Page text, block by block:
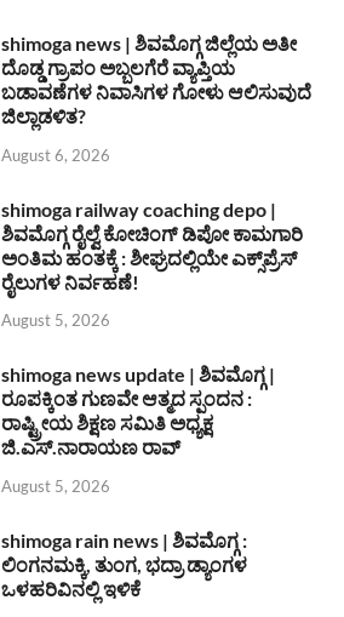
shimoga news | ಶಿವಮೊಗ್ಗ ಜಿಲ್ಲೆಯ ಅತೀ
ದೊಡ್ಡ ಗ್ರಾಪಂ ಅಬ್ಬಲಗೆರೆ ವ್ಯಾಪ್ತಿಯ
ಬಡಾವಣೆಗಳ ನಿವಾಸಿಗಳ ಗೋಳು ಆಲಿಸುವುದೆ
ಜಿಲ್ಲಾಡಳಿತ?
August 6, 2026
shimoga railway coaching depo |
ಶಿವಮೊಗ್ಗ ರೈಲ್ವೆ ಕೋಚಿಂಗ್ ಡಿಪೋ ಕಾಮಗಾರಿ
ಅಂತಿಮ ಹಂತಕ್ಕೆ : ಶೀಘ್ರದಲ್ಲಿಯೇ ಎಕ್ಸ್‌ಪ್ರೆಸ್
ರೈಲುಗಳ ನಿರ್ವಹಣೆ!
August 5, 2026
shimoga news update | ಶಿವಮೊಗ್ಗ |
ರೂಪಕ್ಕಿಂತ ಗುಣವೇ ಆತ್ಮದ ಸ್ಪಂದನ :
ರಾಷ್ಟ್ರೀಯ ಶಿಕ್ಷಣ ಸಮಿತಿ ಅಧ್ಯಕ್ಷ
ಜಿ.ಎಸ್.ನಾರಾಯಣ ರಾವ್
August 5, 2026
shimoga rain news | ಶಿವಮೊಗ್ಗ :
ಲಿಂಗನಮಕ್ಕಿ, ತುಂಗ, ಭದ್ರಾ ಡ್ಯಾಂಗಳ
ಒಳಹರಿವಿನಲ್ಲಿ ಇಳಿಕೆ